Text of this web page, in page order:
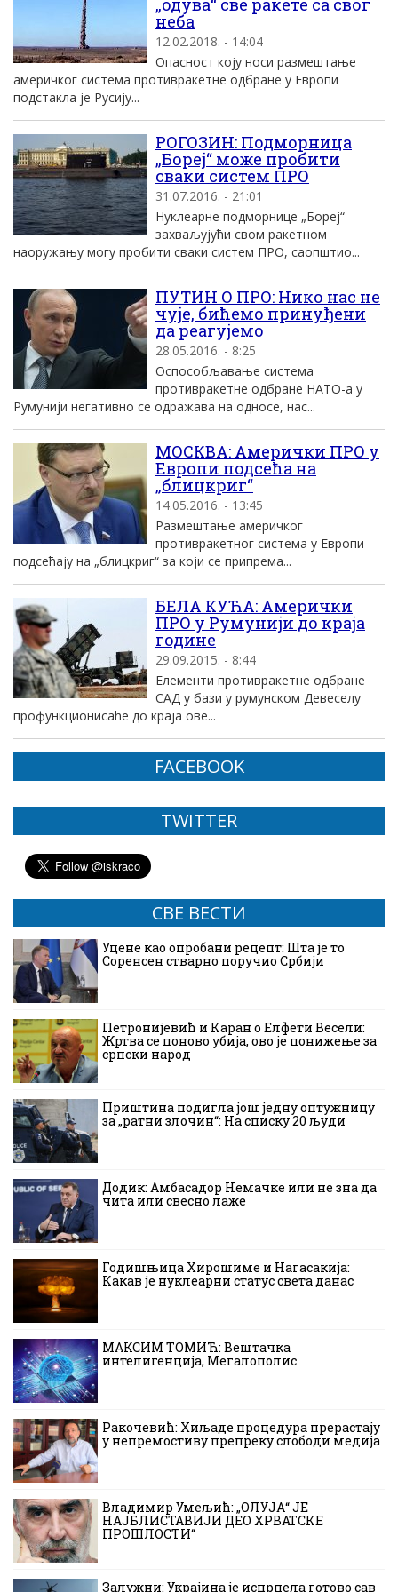
„одува“ све ракете са свог
неба
12.02.2018. - 14:04
Опасност коју носи размештање
америчког система противракетне одбране у Европи
подстакла је Русију...
РОГОЗИН: Подморница
„Бореј“ може пробити
сваки систем ПРО
31.07.2016. - 21:01
Нуклеарне подморнице „Бореј“
захваљујући свом ракетном
наоружању могу пробити сваки систем ПРО, саопштио...
ПУТИН О ПРО: Нико нас не
чује, бићемо принуђени
да реагујемо
28.05.2016. - 8:25
Оспособљавање система
противракетне одбране НАТО-а у
Румунији негативно се одражава на односе, нас...
МОСКВА: Амерички ПРО у
Европи подсећа на
„блицкриг“
14.05.2016. - 13:45
Рaзмештaње aмеричког
противрaкетног системa у Европи
подсећaју нa „блицкриг“ зa који се припремa...
БЕЛА КУЋА: Амерички
ПРО у Румунији до краја
године
29.09.2015. - 8:44
Елементи противракетне одбране
САД у бази у румунском Девеселу
профункционисаће до краја ове...
FACEBOOK
TWITTER
СВЕ ВЕСТИ
Уцене као опробани рецепт: Шта је то
Соренсен стварно поручио Србији
Петронијевић и Каран о Елфети Весели:
Жртва се поново убија, ово је понижење за
српски народ
Приштина подигла још једну оптужницу
за „ратни злочин“: На списку 20 људи
Додик: Амбасадор Немачке или не зна да
чита или свесно лаже
Годишњица Хирошиме и Нагасакија:
Какав је нуклеарни статус света данас
МАКСИМ ТОМИЋ: Вештачка
интелигенција, Мегалополис
Ракочевић: Хиљаде процедура прерастају
у непремостиву препреку слободи медија
Владимир Умељић: „ОЛУЈА“ ЈЕ
НАЈБЛИСТАВИЈИ ДЕО ХРВАТСКЕ
ПРОШЛОСТИ“
Залужни: Украјина је исцрпела готово сав